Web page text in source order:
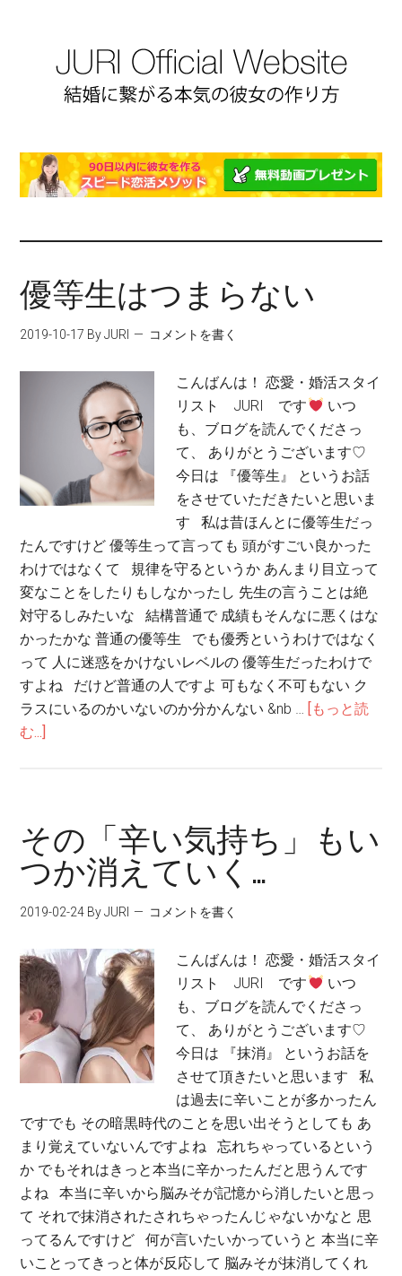
優等生はつまらない
2019-10-17 By JURI コメントを書く
こんばんは！ 恋愛・婚活スタイ
リスト JURI です
いつ
も、ブログを読んでくださっ
て、 ありがとうございます♡
今日は 『優等生』 というお話
をさせていただきたいと思いま
す 私は昔ほんとに優等生だっ
たんですけど 優等生って言っても 頭がすごい良かった
わけではなくて 規律を守るというか あんまり目立って
変なことをしたりもしなかったし 先生の言うことは絶
対守るしみたいな 結構普通で 成績もそんなに悪くはな
かったかな 普通の優等生 でも優秀というわけではなく
って 人に迷惑をかけないレベルの 優等生だったわけで
すよね だけど普通の人ですよ 可もなく不可もない ク
ラスにいるのかいないのか分かんない &nb … [もっと読
む...]
その「辛い気持ち」もい
つか消えていく…
2019-02-24 By JURI コメントを書く
こんばんは！ 恋愛・婚活スタイ
リスト JURI です
いつ
も、ブログを読んでくださっ
て、 ありがとうございます♡
今日は 『抹消』 というお話を
させて頂きたいと思います 私
は過去に辛いことが多かったん
ですでも その暗黒時代のことを思い出そうとしても あ
まり覚えていないんですよね 忘れちゃっているという
か でもそれはきっと本当に辛かったんだと思うんです
よね 本当に辛いから脳みそが記憶から消したいと思っ
て それで抹消されたされちゃったんじゃないかなと 思
ってるんですけど 何が言いたいかっていうと 本当に辛
いことってきっと体が反応して 脳みそが抹消してくれ